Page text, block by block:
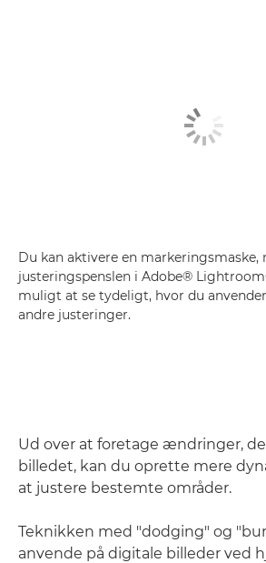
Du kan aktivere en markeringsmaske,
justeringspenslen i Adobe®
muligt at se tydeligt, hvor du
andre justeringer.
Ud over at foretage ændringer,
billedet, kan du oprette mere
at justere bestemte områder.
Teknikken med "dodging" og
anvende på digitale billeder ved